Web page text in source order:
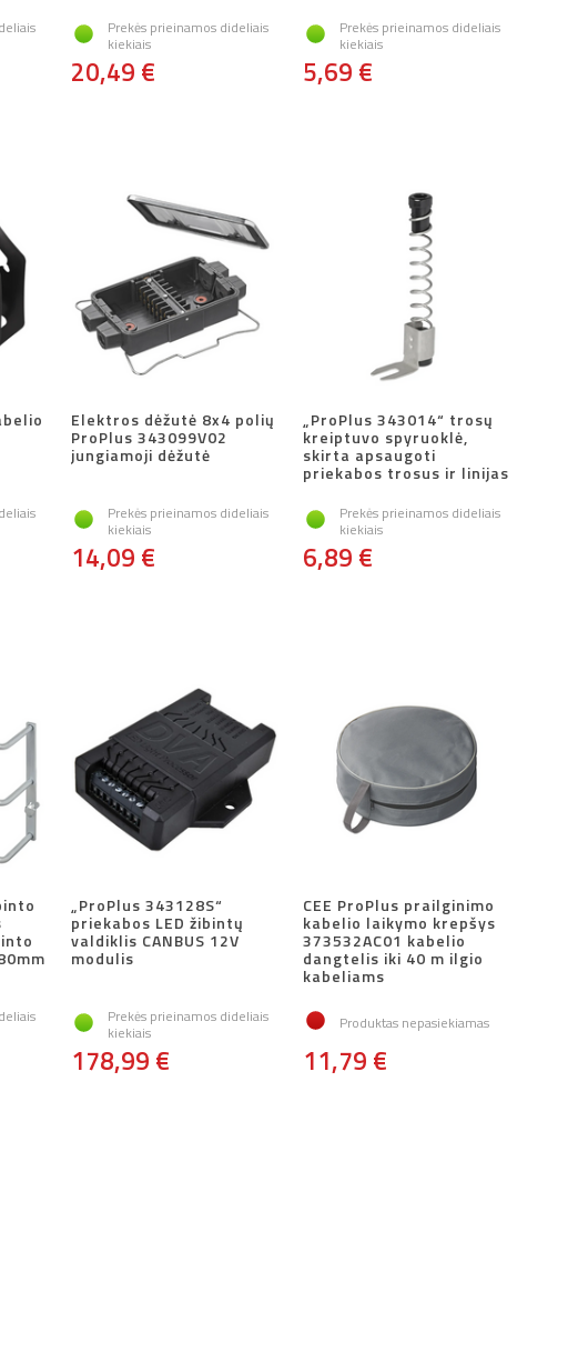
Prekės prieinamos dideliais
kiekiais
20,49 €
Prekės prieinamos dideliais
kiekiais
5,69 €
Elektros dėžutė 8x4 polių
ProPlus 343099V02
jungiamoji dėžutė
Prekės prieinamos dideliais
kiekiais
14,09 €
„ProPlus 343014“ trosų
kreiptuvo spyruoklė,
skirta apsaugoti
priekabos trosus ir linijas
Prekės prieinamos dideliais
kiekiais
6,89 €
„ProPlus 343128S“
priekabos LED žibintų
valdiklis CANBUS 12V
modulis
Prekės prieinamos dideliais
kiekiais
178,99 €
CEE ProPlus prailginimo
kabelio laikymo krepšys
373532AC01 kabelio
dangtelis iki 40 m ilgio
kabeliams
Produktas nepasiekiamas
11,79 €